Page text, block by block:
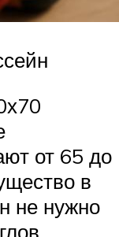
от 65 до
в
не нужно